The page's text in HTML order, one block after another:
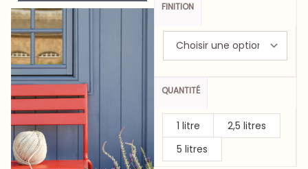
FINITION
QUANTITÉ
1 litre
2,5 litres
5 litres